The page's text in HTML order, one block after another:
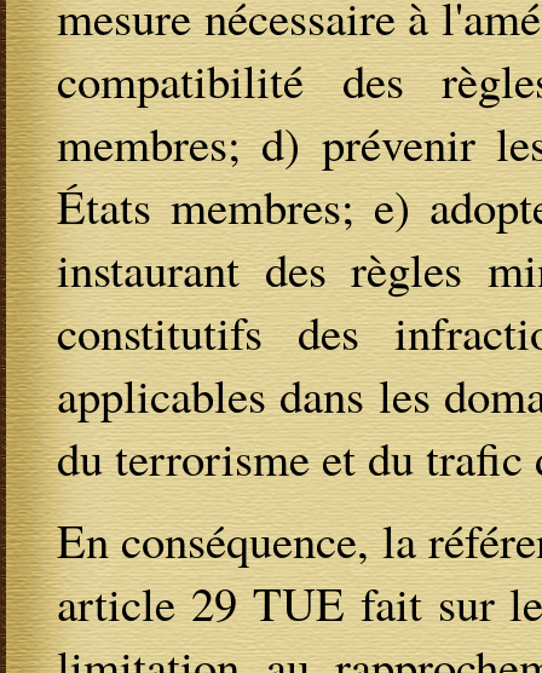
mesure nécessaire à
compatibilité des
membres; d) prévenir
États membres; e)
instaurant des règles
constitutifs des
applicables dans les
du terrorisme et du trafic
En conséquence, la
article 29 TUE fait sur